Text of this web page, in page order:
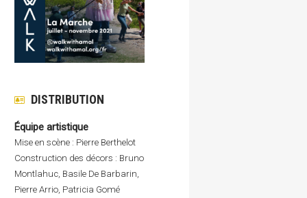
DISTRIBUTION
Équipe artistique
Mise en scène : Pierre Berthelot
Construction des décors : Bruno
Montlahuc, Basile De Barbarin,
Pierre Arrio, Patricia Gomé